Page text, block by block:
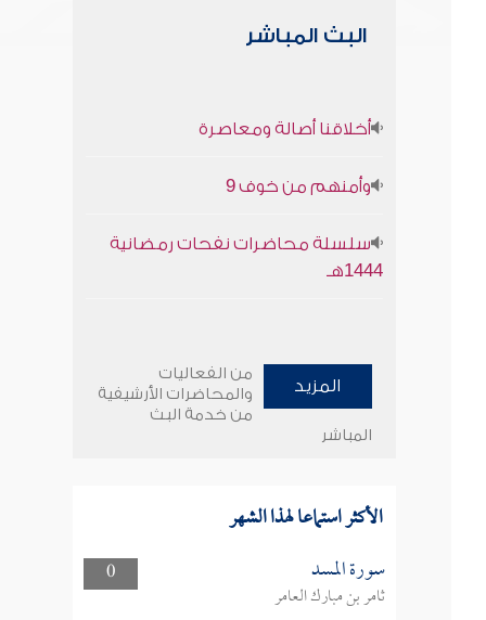
البث المباشر
أخلاقنا أصالة ومعاصرة
وأمنهم من خوف 9
سلسلة محاضرات نفحات رمضانية
1444هـ
المزيد
من الفعاليات
والمحاضرات الأرشيفية
من خدمة البث
المباشر
الأكثر استماعا لهذا الشهر
0 سورة المسد
ثامر بن مبارك العامر